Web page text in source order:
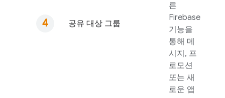
공유 대상 그룹
른
Firebase
기능을
통해 메
시지, 프
로모션
또는 새
로운 앱